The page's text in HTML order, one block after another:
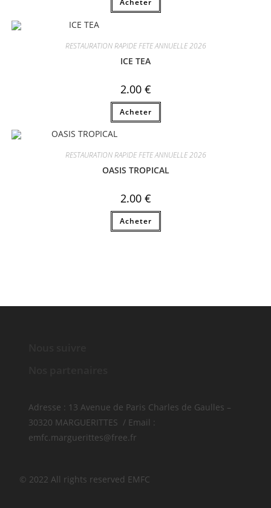
Acheter
RESTAURATION RAPIDE FETE ANNUELLE 2026
ICE TEA
2.00 €
Acheter
RESTAURATION RAPIDE FETE ANNUELLE 2026
OASIS TROPICAL
2.00 €
Acheter
Adresse : 13 Avenue de Paris Charles de Gaulles –
30320 MARGUERITTES / Email :
emfc.marguerittes@free.fr
© 2022 All rights reserved​ EMFC